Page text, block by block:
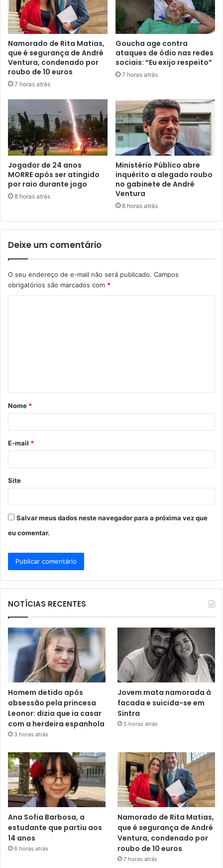
Namorado de Rita Matias,
que é segurança de André
Ventura, condenado por
roubo de 10 euros
7 horas atrás
Goucha age contra
ataques de ódio nas redes
sociais: “Eu exijo respeito”
7 horas atrás
Jogador de 24 anos
MORRE após ser atingido
por raio durante jogo
8 horas atrás
Ministério Público abre
inquérito a alegado roubo
no gabinete de André
Ventura
8 horas atrás
Deixe um comentário
O seu endereço de e-mail não será publicado. Campos
obrigatórios são marcados com *
á
r
*
Nome *
E-mail *
Site
Salvar meus dados neste navegador para a próxima vez que
eu comentar.
NOTÍCIAS RECENTES
Homem detido após
obsessão pela princesa
Leonor: dizia que ia casar
com a herdeira espanhola
3 horas atrás
Jovem mata namorada à
facada e suicida-se em
Sintra
5 horas atrás
Ana Sofia Barbosa, a
estudante que partiu aos
14 anos
6 horas atrás
Namorado de Rita Matias,
que é segurança de André
Ventura, condenado por
roubo de 10 euros
7 horas atrás